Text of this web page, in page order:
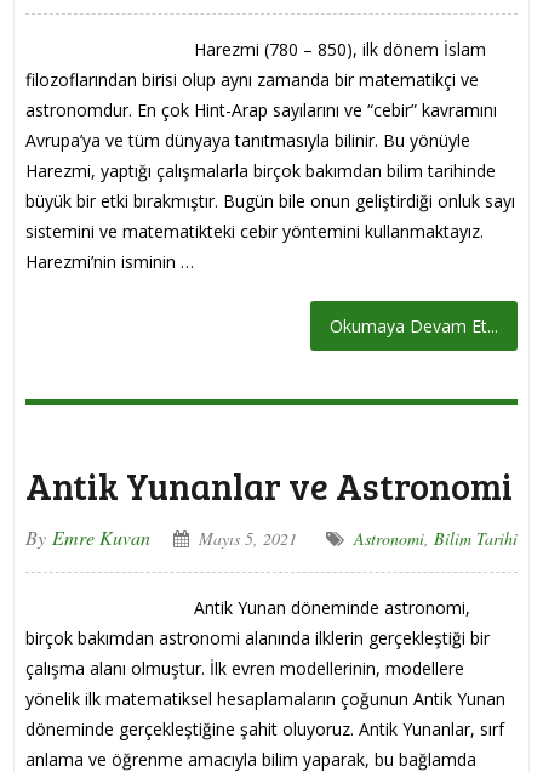
Harezmi (780 – 850), ilk dönem İslam
filozoflarından birisi olup aynı zamanda bir matematikçi ve
astronomdur. En çok Hint-Arap sayılarını ve “cebir” kavramını
Avrupa’ya ve tüm dünyaya tanıtmasıyla bilinir. Bu yönüyle
Harezmi, yaptığı çalışmalarla birçok bakımdan bilim tarihinde
büyük bir etki bırakmıştır. Bugün bile onun geliştirdiği onluk sayı
sistemini ve matematikteki cebir yöntemini kullanmaktayız.
Harezmi’nin isminin …
Okumaya Devam Et...
Antik Yunanlar ve Astronomi
By Emre Kuvan Mayıs 5, 2021 Astronomi, Bilim Tarihi
Antik Yunan döneminde astronomi,
birçok bakımdan astronomi alanında ilklerin gerçekleştiği bir
çalışma alanı olmuştur. İlk evren modellerinin, modellere
yönelik ilk matematiksel hesaplamaların çoğunun Antik Yunan
döneminde gerçekleştiğine şahit oluyoruz. Antik Yunanlar, sırf
anlama ve öğrenme amacıyla bilim yaparak, bu bağlamda